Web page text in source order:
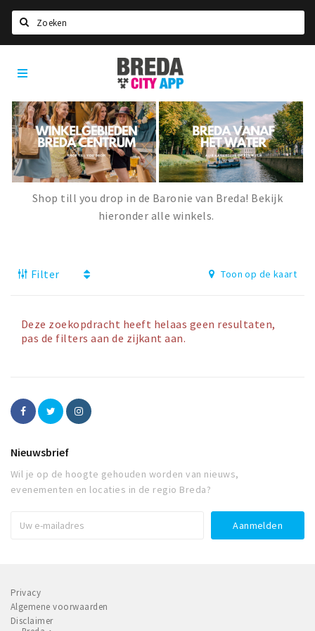
Home
Agenda
Deals
Party pics
Nieuws, interviews & blogs
Recreatief
Winkelgebieden
Musea, theaters & podia
Natuurgebieden
Sport
Inloggen
Breda
City
App
Shop till you drop in de Baronie van Breda! Bekijk
hieronder alle winkels.
Filter Toon op de kaart
Deze zoekopdracht heeft helaas geen resultaten,
pas de filters aan de zijkant aan.
Nieuwsbrief
Wil je op de hoogte gehouden worden van nieuws,
evenementen en locaties in de regio Breda?
Privacy
Algemene voorwaarden
Disclaimer